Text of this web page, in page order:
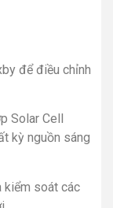
để điều chỉnh
Solar Cell
kỳ nguồn sáng
kiểm soát các